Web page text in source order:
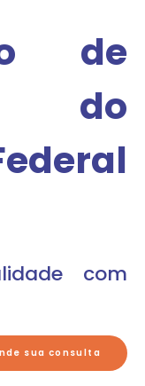
de
do
com
sua consulta